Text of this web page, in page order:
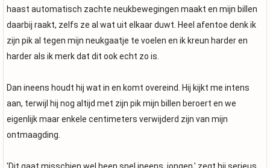
haast automatisch zachte neukbewegingen maakt en mijn billen
daarbij raakt, zelfs ze al wat uit elkaar duwt. Heel afentoe denk ik
zijn pik al tegen mijn neukgaatje te voelen en ik kreun harder en
harder als ik merk dat dit ook echt zo is.
Dan ineens houdt hij wat in en komt overeind. Hij kijkt me intens
aan, terwijl hij nog altijd met zijn pik mijn billen beroert en we
eigenlijk maar enkele centimeters verwijderd zijn van mijn
ontmaagding.